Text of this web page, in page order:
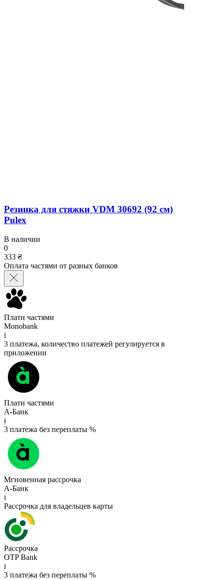
Резинка для стяжки VDM 30692 (92 см)
Pulex
В наличии
0
333 ₴
Оплата частями от разных банков
Плати частями
Monobank
i
3 платежа, количество платежей регулируется в
приложении
Плати частями
А-Банк
i
3 платежа без переплаты %
Мгновенная рассрочка
А-Банк
i
Рассрочка для владельцев карты
Рассрочка
OTP Bank
i
3 платежа без переплаты %